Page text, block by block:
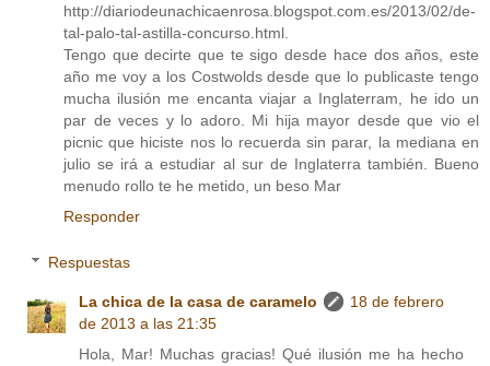
http://diariodeunachicaenrosa.blogspot.com.es/2013/02/de-
tal-palo-tal-astilla-concurso.html.
Tengo que decirte que te sigo desde hace dos años, este
año me voy a los Costwolds desde que lo publicaste tengo
mucha ilusión me encanta viajar a Inglaterram, he ido un
par de veces y lo adoro. Mi hija mayor desde que vio el
picnic que hiciste nos lo recuerda sin parar, la mediana en
julio se irá a estudiar al sur de Inglaterra también. Bueno
menudo rollo te he metido, un beso Mar
Responder
Respuestas
La chica de la casa de caramelo
18 de febrero
de 2013 a las 21:35
Hola, Mar! Muchas gracias! Qué ilusión me ha hecho